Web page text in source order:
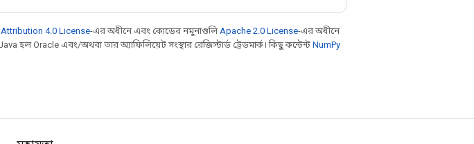
4.0 License-এর অধীনে এবং কোডের নমুনাগুলি Apache 2.0 License-এর অধীনে
হল Oracle এবং/অথবা তার অ্যাফিলিয়েট সংস্থার রেজিস্টার্ড ট্রেডমার্ক। কিছু কন্টেন্টNumPy